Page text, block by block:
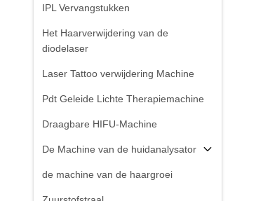
IPL Vervangstukken
Het Haarverwijdering van de
diodelaser
Laser Tattoo verwijdering Machine
Pdt Geleide Lichte Therapiemachine
Draagbare HIFU-Machine
De Machine van de huidanalysator
de machine van de haargroei